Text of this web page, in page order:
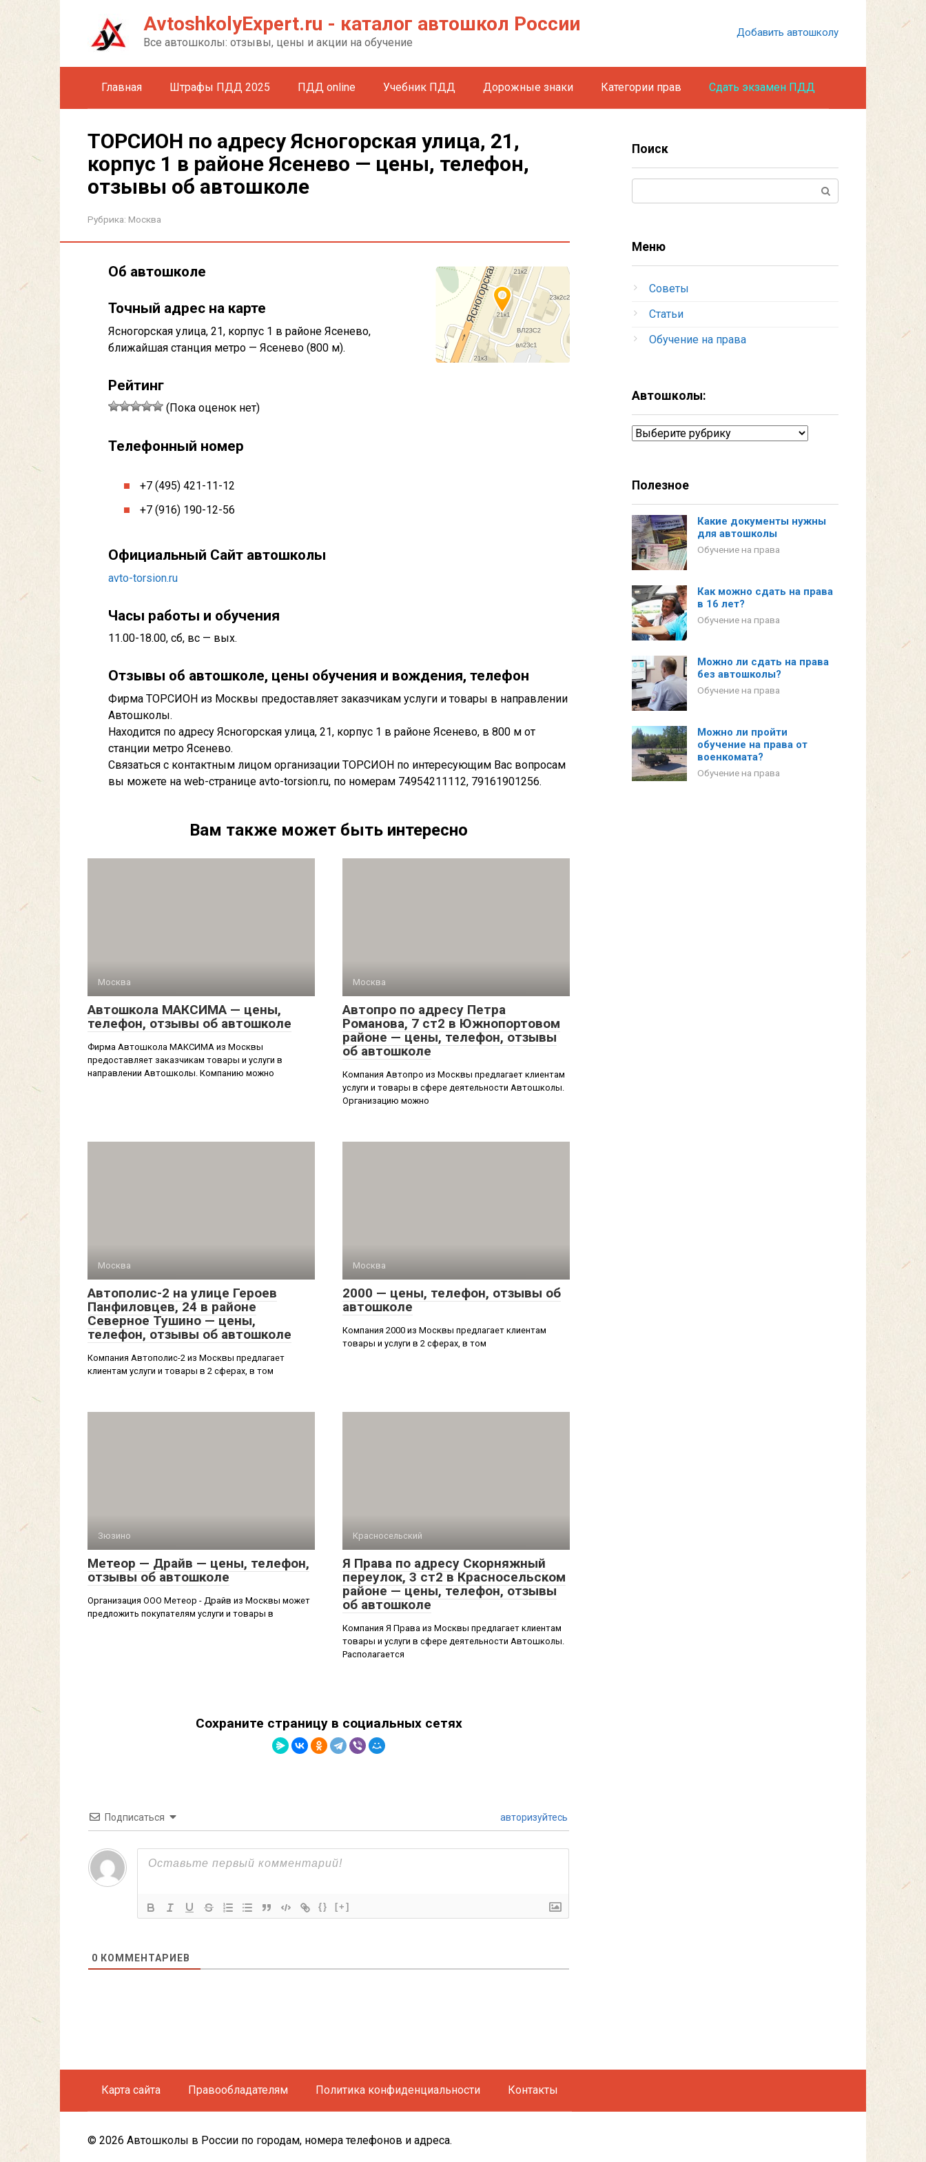
AvtoshkolyExpert.ru - каталог автошкол России
Все автошколы: отзывы, цены и акции на обучение
Добавить автошколу
Главная Штрафы ПДД 2025 ПДД online Учебник ПДД Дорожные знаки Категории прав Сдать экзамен ПДД
ТОРСИОН по адресу Ясногорская улица, 21,
корпус 1 в районе Ясенево — цены, телефон,
отзывы об автошколе
Рубрика: Москва
Об автошколе
Точный адрес на карте
Ясногорская улица, 21, корпус 1 в районе Ясенево,
ближайшая станция метро — Ясенево (800 м).
Рейтинг
(Пока оценок нет)
Телефонный номер
+7 (495) 421-11-12
+7 (916) 190-12-56
Официальный Сайт автошколы
avto-torsion.ru
Часы работы и обучения
11.00-18.00, сб, вс — вых.
Отзывы об автошколе, цены обучения и вождения, телефон
Фирма ТОРСИОН из Москвы предоставляет заказчикам услуги и товары в направлении
Автошколы.
Находится по адресу Ясногорская улица, 21, корпус 1 в районе Ясенево, в 800 м от
станции метро Ясенево.
Связаться с контактным лицом организации ТОРСИОН по интересующим Вас вопросам
вы можете на web-странице avto-torsion.ru, по номерам 74954211112, 79161901256.
Вам также может быть интересно
Москва
Автошкола МАКСИМА — цены,
телефон, отзывы об автошколе
Фирма Автошкола МАКСИМА из Москвы
предоставляет заказчикам товары и услуги в
направлении Автошколы. Компанию можно
Москва
Автопро по адресу Петра
Романова, 7 ст2 в Южнопортовом
районе — цены, телефон, отзывы
об автошколе
Компания Автопро из Москвы предлагает клиентам
услуги и товары в сфере деятельности Автошколы.
Организацию можно
Москва
Автополис-2 на улице Героев
Панфиловцев, 24 в районе
Северное Тушино — цены,
телефон, отзывы об автошколе
Компания Автополис-2 из Москвы предлагает
клиентам услуги и товары в 2 сферах, в том
Москва
2000 — цены, телефон, отзывы об
автошколе
Компания 2000 из Москвы предлагает клиентам
товары и услуги в 2 сферах, в том
Зюзино
Метеор — Драйв — цены, телефон,
отзывы об автошколе
Организация ООО Метеор - Драйв из Москвы может
предложить покупателям услуги и товары в
Красносельский
Я Права по адресу Скорняжный
переулок, 3 ст2 в Красносельском
районе — цены, телефон, отзывы
об автошколе
Компания Я Права из Москвы предлагает клиентам
товары и услуги в сфере деятельности Автошколы.
Располагается
Сохраните страницу в социальных сетях
Подписаться авторизуйтесь
{} [+]
0 КОММЕНТАРИЕВ
Поиск
Меню
Советы
Статьи
Обучение на права
Автошколы:
Автошколы:
Полезное
Какие документы нужны
для автошколы
Обучение на права
Как можно сдать на права
в 16 лет?
Обучение на права
Можно ли сдать на права
без автошколы?
Обучение на права
Можно ли пройти
обучение на права от
военкомата?
Обучение на права
Карта сайта Правообладателям Политика конфиденциальности Контакты
© 2026 Автошколы в России по городам, номера телефонов и адреса.